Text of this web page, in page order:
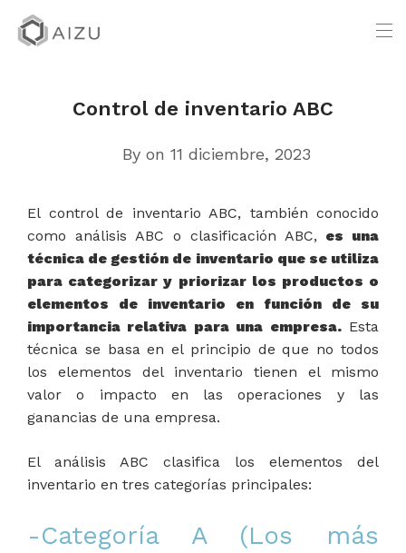
Control de inventario ABC
By on 11 diciembre, 2023
El control de inventario ABC, también conocido
como análisis ABC o clasificación ABC, es una
técnica de gestión de inventario que se utiliza
para categorizar y priorizar los productos o
elementos de inventario en función de su
importancia relativa para una empresa.Esta
técnica se basa en el principio de que no todos
los elementos del inventario tienen el mismo
valor o impacto en las operaciones y las
ganancias de una empresa.
El análisis ABC clasifica los elementos del
inventario en tres categorías principales:
-Categoría A (Los más